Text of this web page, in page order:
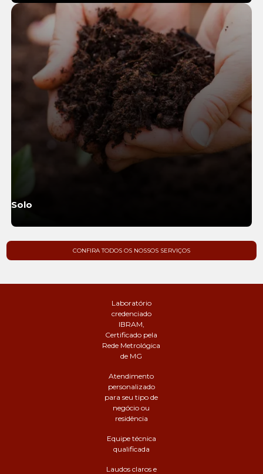
Solo
CONFIRA TODOS OS NOSSOS SERVIÇOS
Laboratório
credenciado
IBRAM,
Certificado pela
Rede Metrológica
de MG
Atendimento
personalizado
para seu tipo de
negócio ou
residência
Equipe técnica
qualificada
Laudos claros e